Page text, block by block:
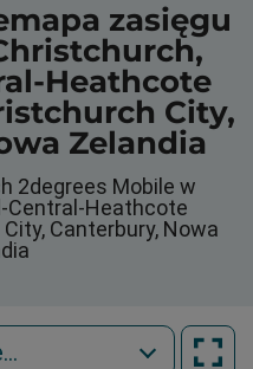
zasięgu
Heathcote
City,
Zelandia
2degrees Mobile w
Central-Heathcote
Canterbury, Nowa
2degrees Mobile